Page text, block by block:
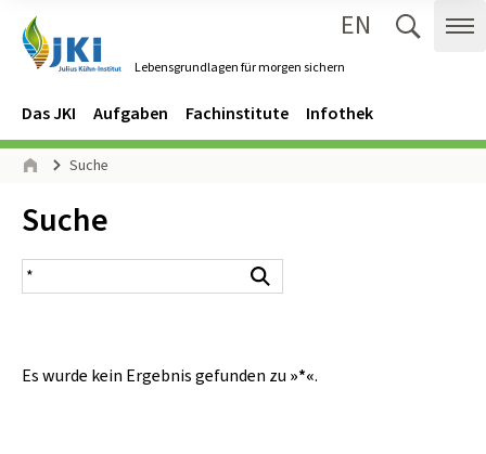
Lebensgrundlagen für morgen sichern
EN
Navigation
Hauptmenü
Das JKI Aufgaben Fachinstitute Infothek
Seitenpfad
Suche
Inhalt:
Suche
Suchergebnis
Es wurde kein Ergebnis gefunden zu »*«.